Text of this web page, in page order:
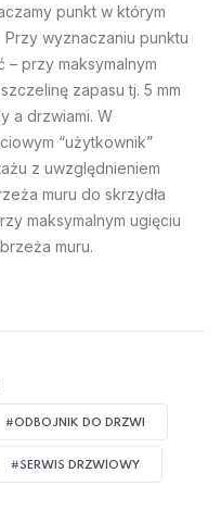
punkt w którym
wyznaczaniu punktu
przy maksymalnym
zapasu tj. 5 mm
a drzwiami. W
“użytkownik”
z uwzględnieniem
muru do skrzydła
maksymalnym ugięciu
muru.
#ODBOJNIK DO DRZWI
#SERWIS DRZWIOWY